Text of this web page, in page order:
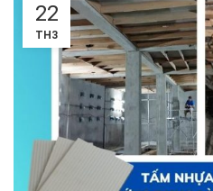
22
TH3